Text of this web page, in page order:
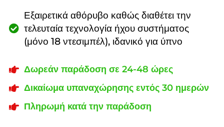
Εξαιρετικά αθόρυβο καθώς διαθέτει την
τελευταία τεχνολογία ήχου συστήματος
(μόνο 18 ντεσιμπέλ), ιδανικό για ύπνο
Δωρεάν παράδοση σε 24-48 ώρες
Δικαίωμα υπαναχώρησης εντός 30 ημερών
Πληρωμή κατά την παράδοση